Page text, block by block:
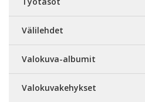
Välilehdet
Valokuva-albumit
Valokuvakehykset